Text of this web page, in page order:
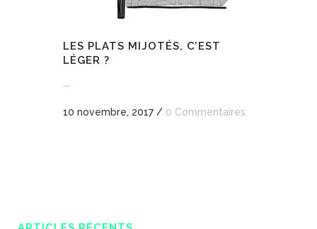
LES PLATS MIJOTÉS, C’EST
LÉGER ?
10 novembre, 2017 / 0 Commentaires